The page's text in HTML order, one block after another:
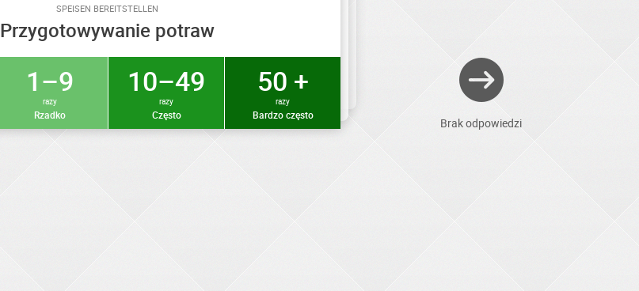
SPEISEN BEREITSTELLEN
Przygotowywanie potraw
1–9
razy
Rzadko
10–49
razy
Często
50 +
razy
Bardzo często
Brak odpowiedzi